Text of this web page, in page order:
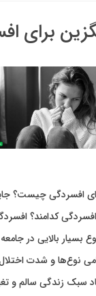
برای
افسردگی چیست؟
کدامند؟
بسیار بالایی در
نوع‌ها و شدت
سبک زندگی سالم و